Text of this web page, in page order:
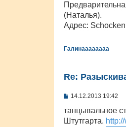
(Наталья).
Адрес:
Галинаааааааа
Re:
С
о
щ
14.12.2013 19:42
танцывальное
Штутгарта.